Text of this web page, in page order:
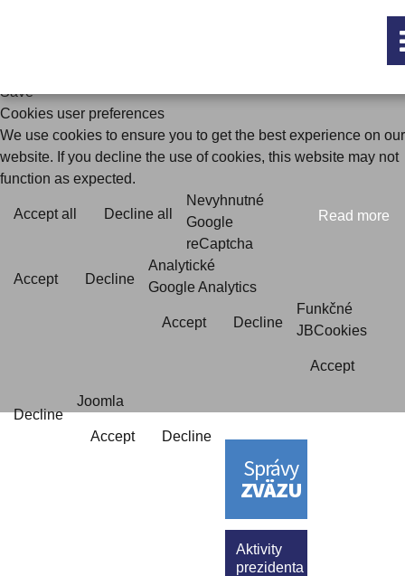
Save
Cookies user preferences
We use cookies to ensure you to get the best experience on our
website. If you decline the use of cookies, this website may not
function as expected.
Accept all Decline all Read more
Nevyhnutné
Google
reCaptcha
Accept Decline
Analytické
Google Analytics
Accept Decline
Funkčné
JBCookies
Accept
Decline
Joomla
Accept Decline
Správy
ZVÄZU
Aktivity
prezidenta